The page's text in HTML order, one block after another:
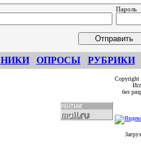
Пароль
НИКИ ОПРОСЫ РУБРИКИ
без